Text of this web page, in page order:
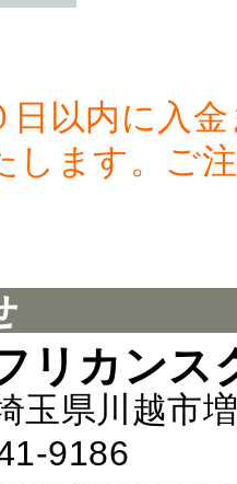
日以内に入
します。ご
リカンス
県川越市
241-